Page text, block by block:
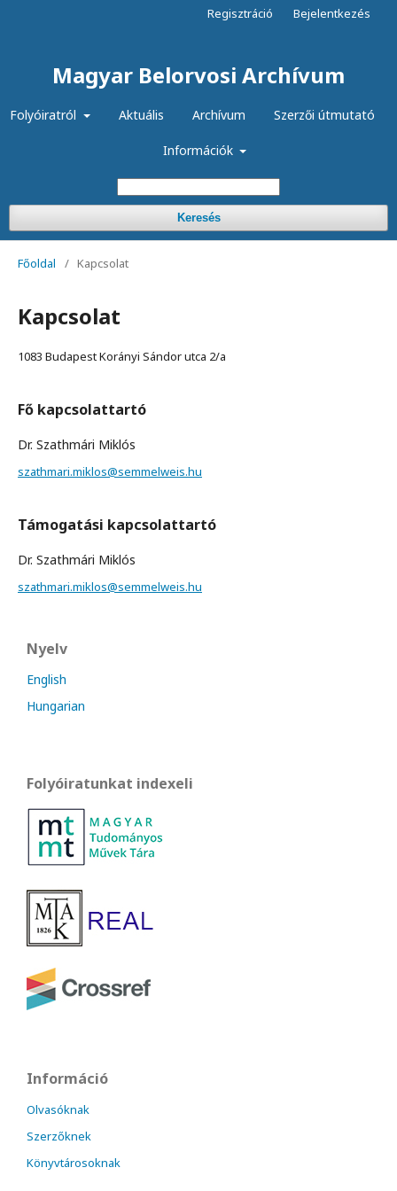
Magyar Belorvosi Archívum
Folyóiratról Aktuális Archívum Szerzői útmutató
Információk
Keresés
Regisztráció Bejelentkezés
Főoldal / Kapcsolat
Kapcsolat
1083 Budapest Korányi Sándor utca 2/a
Fő kapcsolattartó
Dr. Szathmári Miklós
szathmari.miklos@semmelweis.hu
Támogatási kapcsolattartó
Dr. Szathmári Miklós
szathmari.miklos@semmelweis.hu
Nyelv
English
Hungarian
Folyóiratunkat indexeli
Információ
Olvasóknak
Szerzőknek
Könyvtárosoknak